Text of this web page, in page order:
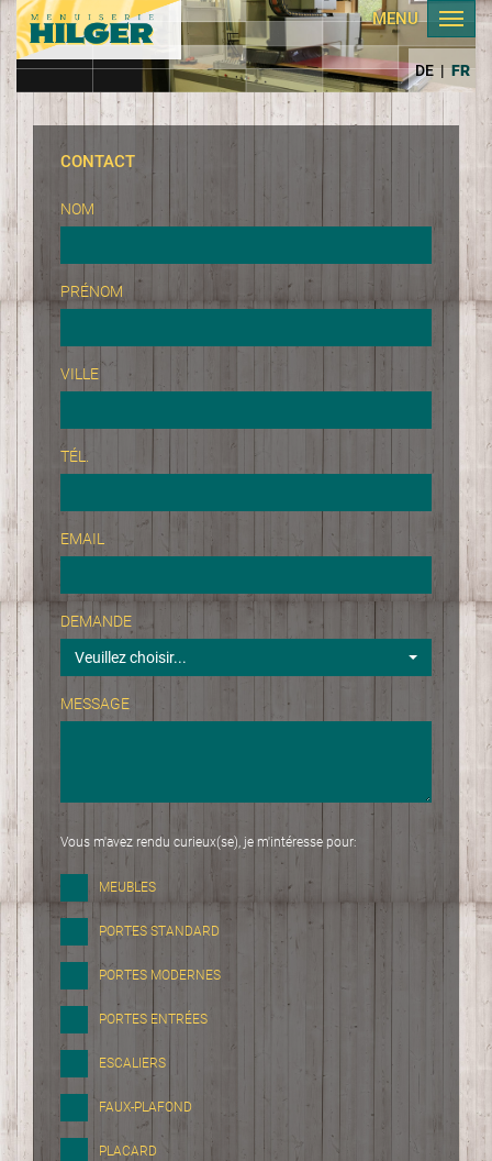
DE | FR
MENU
CONTACT
NOM
PRÉNOM
VILLE
TÉL.
EMAIL
DEMANDE
Veuillez choisir...
MESSAGE
Vous m'avez rendu curieux(se), je m'intéresse pour:
MEUBLES
PORTES STANDARD
PORTES MODERNES
PORTES ENTRÉES
ESCALIERS
FAUX-PLAFOND
PLACARD